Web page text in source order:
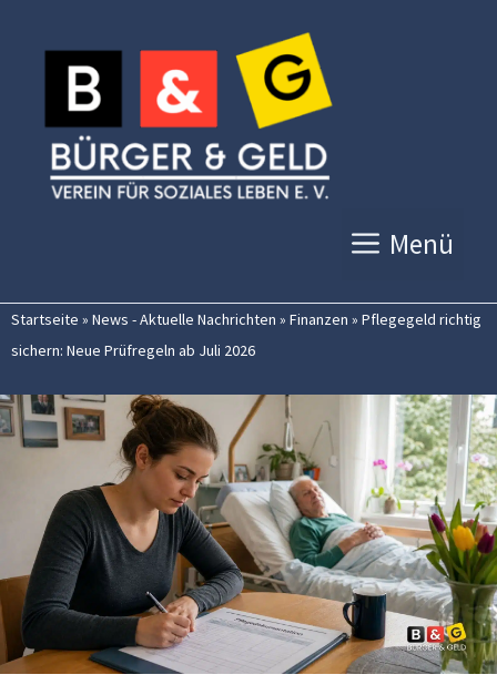
Inhalt
springen
Menü
Startseite » News - Aktuelle Nachrichten » Finanzen » Pflegegeld richtig
sichern: Neue Prüfregeln ab Juli 2026